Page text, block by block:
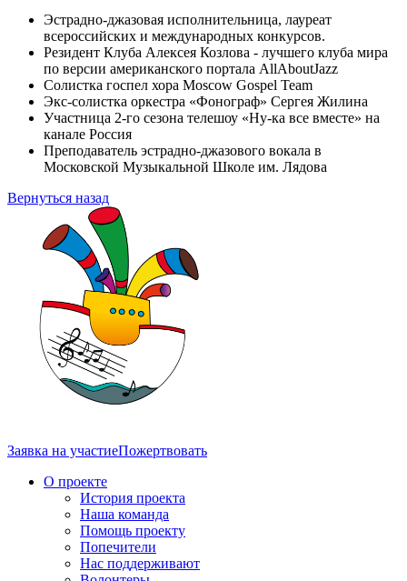
Эстрадно-джазовая исполнительница, лауреат
всероссийских и международных конкурсов.
Резидент Клуба Алексея Козлова - лучшего клуба мира
по версии американского портала AllAboutJazz
Солистка госпел хора Moscow Gospel Team
Экс-солистка оркестра «Фонограф» Сергея Жилина
Участница 2-го сезона телешоу «Ну-ка все вместе» на
канале Россия
Преподаватель эстрадно-джазового вокала в
Московской Музыкальной Школе им. Лядова
Вернуться назад
Заявка на участиеПожертвовать
О проекте
История проекта
Наша команда
Помощь проекту
Попечители
Нас поддерживают